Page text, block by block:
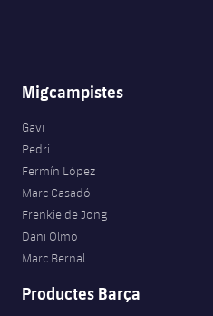
Migcampistes
Gavi
Pedri
Fermín López
Marc Casadó
Frenkie de Jong
Dani Olmo
Marc Bernal
Productes Barça